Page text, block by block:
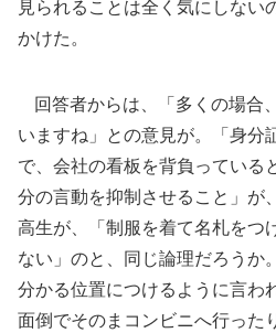
見られることは全く気にしない
かけた。
回答者からは、「多くの場合
いますね」との意見が。「身分
で、会社の看板を背負っている
分の言動を抑制させること」が
高生が、「制服を着て名札をつ
ない」のと、同じ論理だろうか
分かる位置につけるように言わ
面倒でそのまコンビニへ行った